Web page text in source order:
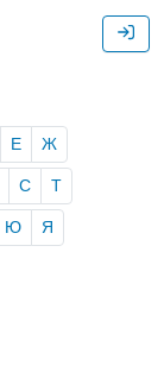
Е Ж
С Т
Ю Я